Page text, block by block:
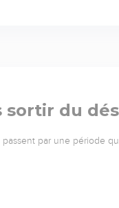
sortir du
par une période